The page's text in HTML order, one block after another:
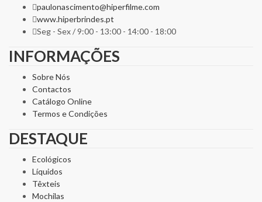
paulonascimento@hiperfilme.com
www.hiperbrindes.pt
Seg - Sex / 9:00 - 13:00 - 14:00 - 18:00
INFORMAÇÕES
Sobre Nós
Contactos
Catálogo Online
Termos e Condições
DESTAQUE
Ecológicos
Líquidos
Têxteis
Mochilas